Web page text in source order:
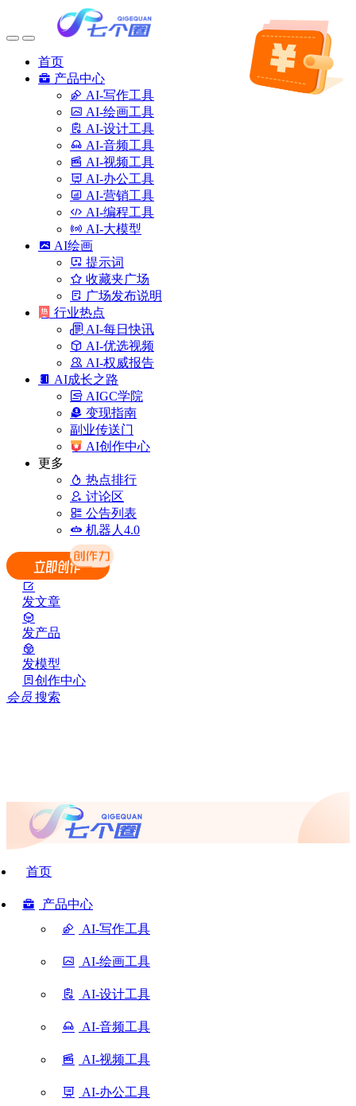
首页
产品中心
AI-写作工具
AI-绘画工具
AI-设计工具
AI-音频工具
AI-视频工具
AI-办公工具
AI-营销工具
AI-编程工具
AI-大模型
AI绘画
提示词
收藏夹广场
广场发布说明
行业热点
AI-每日快讯
AI-优选视频
AI-权威报告
AI成长之路
AIGC学院
变现指南
副业传送门
AI创作中心
更多
热点排行
讨论区
公告列表
机器人4.0
发文章
发产品
发模型
创作中心
会员 搜索
首页
产品中心
AI-写作工具
AI-绘画工具
AI-设计工具
AI-音频工具
AI-视频工具
AI-办公工具